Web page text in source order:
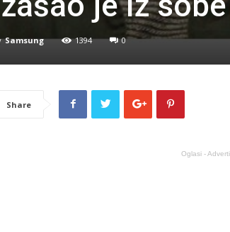
Samsung 1394 0
Share
Oglasi -